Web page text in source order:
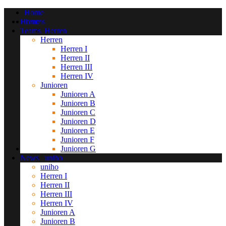
Home
Teams
Herren
Herren I
Herren II
Herren III
Herren IV
Junioren
Junioren A
Junioren B
Junioren C
Junioren D
Junioren E
Junioren F
Junioren G
News
uniho
Herren I
Herren II
Herren III
Herren IV
Junioren A
Junioren B
Home
Teams
Herren
Herren II
Herren III
Herren IV
Junioren
Junioren A
Junioren B
Junioren C
Junioren D
Junioren E
Junioren F
Junioren G
uniho
Herren I
Herren II
Herren III
Herren IV
Junioren A
Junioren B
Junioren C